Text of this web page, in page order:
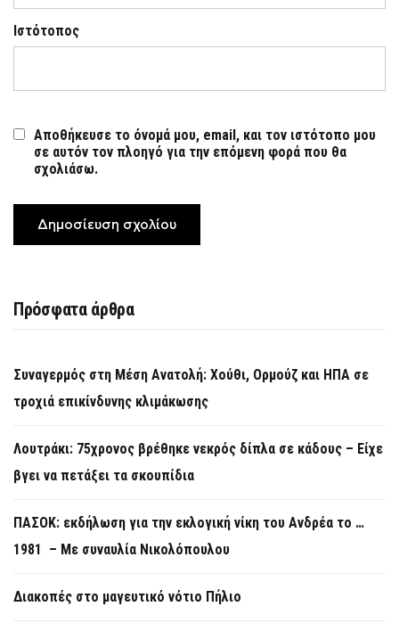
Ιστότοπος
Αποθήκευσε το όνομά μου, email, και τον ιστότοπο μου
σε αυτόν τον πλοηγό για την επόμενη φορά που θα
σχολιάσω.
Πρόσφατα άρθρα
Συναγερμός στη Μέση Ανατολή: Χούθι, Ορμούζ και ΗΠΑ σε
τροχιά επικίνδυνης κλιμάκωσης
Λουτράκι: 75χρονος βρέθηκε νεκρός δίπλα σε κάδους – Είχε
βγει να πετάξει τα σκουπίδια
ΠΑΣΟΚ: εκδήλωση για την εκλογική νίκη του Ανδρέα το …
1981 – Με συναυλία Νικολόπουλου
Διακοπές στο μαγευτικό νότιο Πήλιο